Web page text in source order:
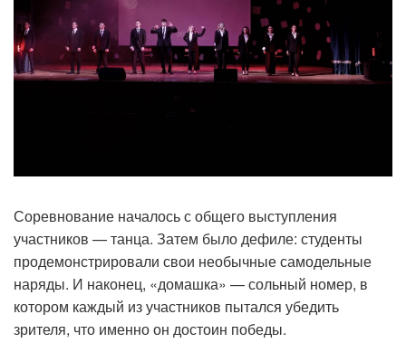
Соревнование началось с общего выступления
участников — танца. Затем было дефиле: студенты
продемонстрировали свои необычные самодельные
наряды. И наконец, «домашка» — сольный номер, в
котором каждый из участников пытался убедить
зрителя, что именно он достоин победы.